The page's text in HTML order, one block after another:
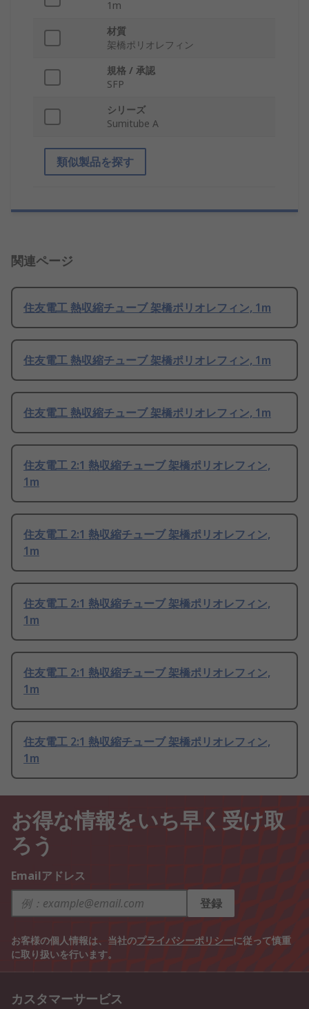
1m
材質
架橋ポリオレフィン
規格 / 承認
SFP
シリーズ
Sumitube A
類似製品を探す
関連ページ
住友電工 熱収縮チューブ 架橋ポリオレフィン, 1m
住友電工 熱収縮チューブ 架橋ポリオレフィン, 1m
住友電工 熱収縮チューブ 架橋ポリオレフィン, 1m
住友電工 2:1 熱収縮チューブ 架橋ポリオレフィン,
1m
住友電工 2:1 熱収縮チューブ 架橋ポリオレフィン,
1m
住友電工 2:1 熱収縮チューブ 架橋ポリオレフィン,
1m
住友電工 2:1 熱収縮チューブ 架橋ポリオレフィン,
1m
住友電工 2:1 熱収縮チューブ 架橋ポリオレフィン,
1m
お得な情報をいち早く受け取
ろう
Emailアドレス
登録
お客様の個人情報は、当社のプライバシーポリシーに従って慎重
に取り扱いを行います。
カスタマーサービス